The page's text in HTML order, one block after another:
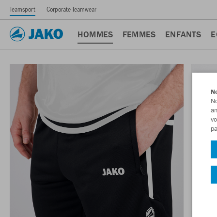
Teamsport Corporate Teamwear
HOMMES FEMMES ENFANTS